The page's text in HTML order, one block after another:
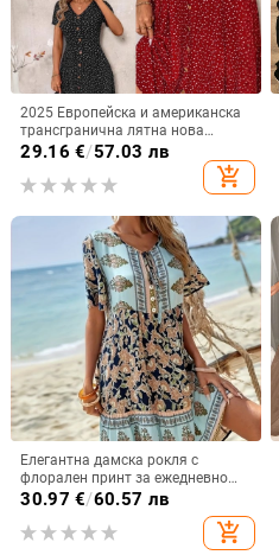
2025 Европейска и американска
трансгранична лятна нова
модна дамска рокля на точки,
закопчано с къс ръкав на точки
29.16 €/57.03 лв
add_shopping_cart
Елегантна дамска рокля с
флорален принт за ежедневно
пътуване до работа, европейска
и американска, трансгранична,
Amazon, 2025 г.
30.97 €/60.57 лв
add_shopping_cart